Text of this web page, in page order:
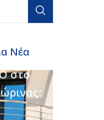
Νέα
στο